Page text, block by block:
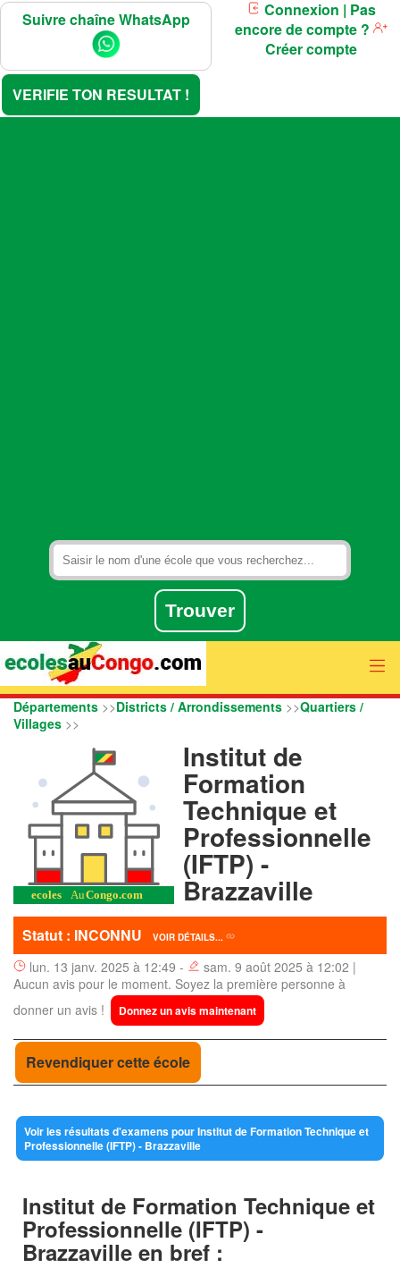
Suivre chaîne WhatsApp
VERIFIE TON RESULTAT !
Connexion | Pas
encore de compte ?
Créer compte
Départements >>Districts / Arrondissements >>Quartiers /
Villages >>
Institut de
Formation
Technique et
Professionnelle
(IFTP) -
Brazzaville
Statut : INCONNU VOIR DÉTAILS...
lun. 13 janv. 2025 à 12:49 -
sam. 9 août 2025 à 12:02 |
Aucun avis pour le moment. Soyez la première personne à
donner un avis !
Donnez un avis maintenant
Revendiquer cette école
Voir les résultats d'examens pour Institut de Formation Technique et
Professionnelle (IFTP) - Brazzaville
Institut de Formation Technique et
Professionnelle (IFTP) -
Brazzaville en bref :